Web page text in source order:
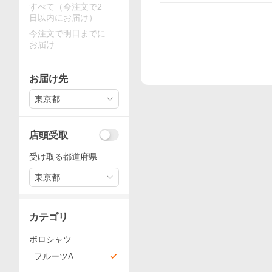
すべて（今注文で2
日以内にお届け）
今注文で明日までに
お届け
お届け先
東京都
店頭受取
受け取る都道府県
東京都
カテゴリ
ポロシャツ
フルーツA